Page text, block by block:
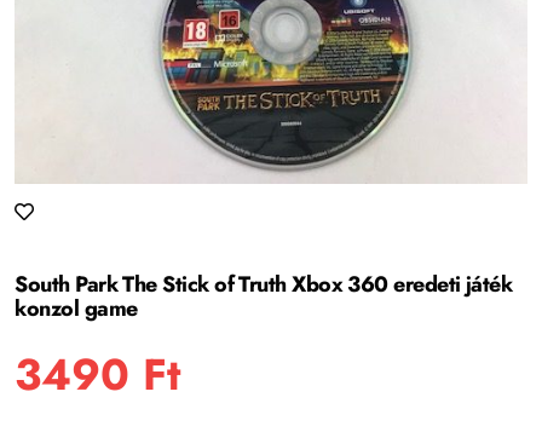
South Park The Stick of Truth Xbox 360 eredeti játék
konzol game
3490 Ft